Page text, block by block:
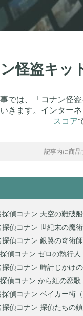
怪盗キ
では、「コナン怪
きます。インター
スコア
記事内に商品
探偵コナン 天空の難破
探偵コナン 世紀末の魔
探偵コナン 銀翼の奇術
偵コナン ゼロの執行
探偵コナン 時計じかけ
偵コナン から紅の恋
探偵コナン ベイカー街
探偵コナン 探偵たちの